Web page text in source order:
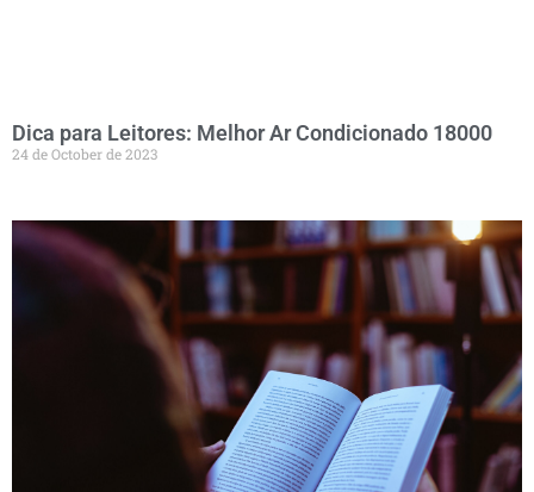
Dica para Leitores: Melhor Ar Condicionado 18000
24 de October de 2023